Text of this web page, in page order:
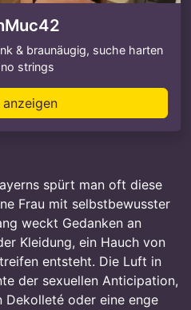
& braunäugig, suche harten
strings
spürt man oft diese
Frau mit selbstbewusster
weckt Gedanken an
Kleidung, ein Hauch von
entsteht. Die Luft in
der sexuellen Anticipation,
oder eine enge